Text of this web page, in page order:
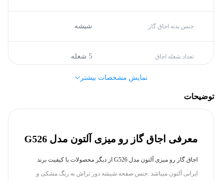
جنس بدنه اجاق گاز شیشه
تعداد شعله اجاق 5 شعله
مشخصات کلی
نوع اجاق گاز
نمایش مشخصات بیشتر
توضیحات
معرفی اجاق گاز رو میزی آلتون مدل G526
اجاق گاز رو میزی آلتون مدل G526 از دیگر محصولات با کیفیت برند
ایرانی آلتون میباشد .جنس صفحه شیشه دور تراش به رنگ مشکی و